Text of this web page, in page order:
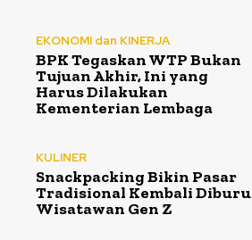
EKONOMI dan KINERJA
BPK Tegaskan WTP Bukan
Tujuan Akhir, Ini yang
Harus Dilakukan
Kementerian Lembaga
KULINER
Snackpacking Bikin Pasar
Tradisional Kembali Diburu
Wisatawan Gen Z